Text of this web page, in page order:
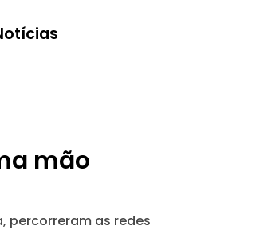
mão
percorreram as redes